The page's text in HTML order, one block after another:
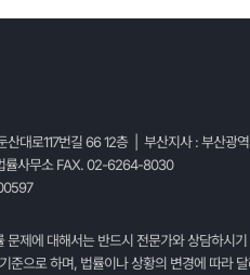
대로117번길 66 12층 | 부산지사 : 부산광
률사무소 FAX. 02-6264-8030
제에 대해서는 반드시 전문가와 상담하시
준으로 하며, 법률이나 상황의 변경에 따라